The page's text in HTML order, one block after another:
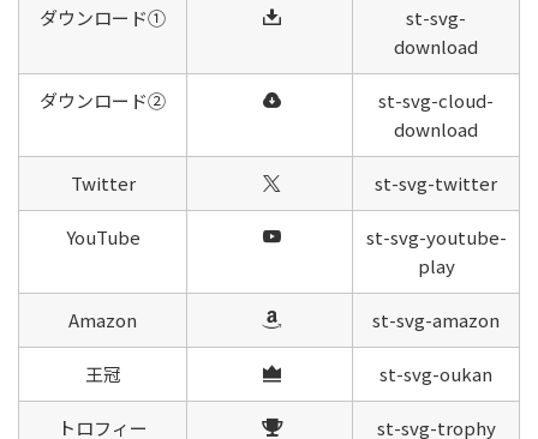
ダウンロード①
st-svg-
download
ダウンロード②
st-svg-cloud-
download
Twitter st-svg-twitter
YouTube
st-svg-youtube-
play
Amazon st-svg-amazon
王冠 st-svg-oukan
トロフィー st-svg-trophy